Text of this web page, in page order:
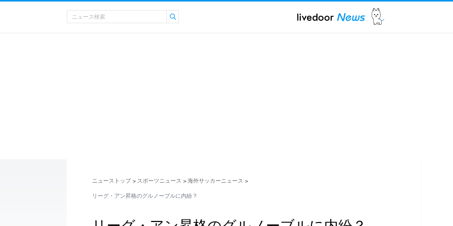
ニューストップ > スポーツニュース > 海外サッカーニュース >
リーグ・アン昇格のグルノーブルに内紛？